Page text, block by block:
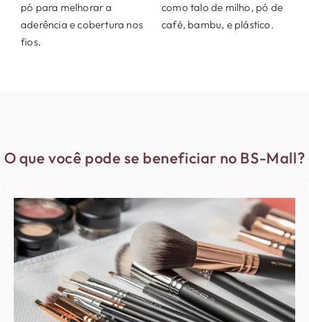
pó para melhorar a
aderência e cobertura nos
fios.
como talo de milho, pó de
café, bambu, e plástico.
O que você pode se beneficiar no BS-Mall?